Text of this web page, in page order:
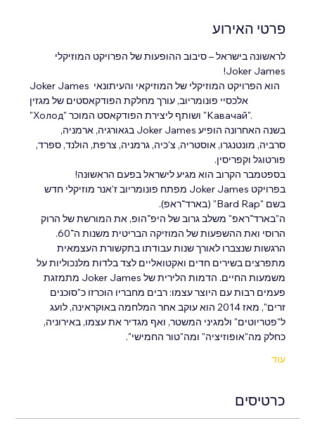
פרטי האירוע
לראשונה בישראל – סיבוב ההופעות של הפרויקט המוזיקלי
Joker James!
Joker James הוא הפרויקט המוזיקלי של המוזיקאי והעיתונאי
אלכסיי פונומריוב, עורך מחלקת הפודקאסטים של מגזין
"Холод" ושותף ליצירת הפודקאסט המוכר "Кавачай".
בשנה האחרונה הופיע Joker James בגאורגיה, ארמניה,
סרביה, מונטנגרו, אוסטריה, צ'כיה, גרמניה, צרפת, הולנד, ספרד,
פורטוגל וקפריסין.
בספטמבר הקרוב הוא מגיע לישראל בפעם הראשונה!
בפרויקט Joker James מפתח פונומריוב ז'אנר מוזיקלי חדש
בשם "Bard Rap" (בארד־ראפ).
ה"בארד־ראפ" משלב גרוב של היפ־הופ, את המורשת של הרוק
הרוסי ואת ההשפעות של המוזיקה הבריטית משנות ה־60.
הרגשות שנצברו לאורך שנות עבודתו בתקשורת העצמאית
מתפרצים בשירים חדים ואקטואליים לצד בלדות מלנכוליות על
משמעות החיים. הדמות הלירית של Joker James מתמזגת
פעמים רבות עם היוצר עצמו: רבים מחבריו הוכרזו כ"סוכנים
זרים", מאז 2014 הוא עוקב אחר המלחמה באוקראינה, לועג
ל"פטריוטים" ולמגיני המשטר, ואף מגדיר את עצמו, באירוניה,
כחלק מה"אופוזיציה" ומה"טור החמישי".
עוד
כרטיסים